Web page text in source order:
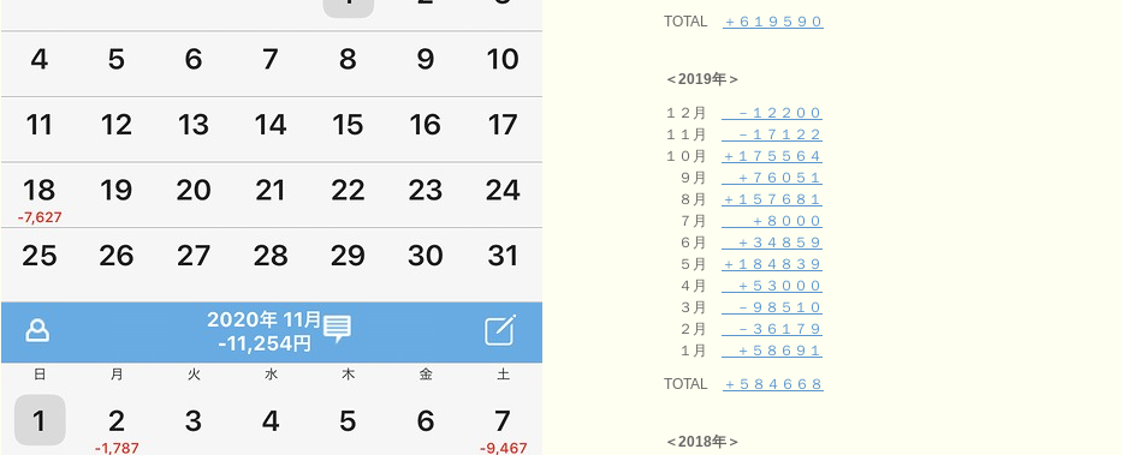
TOTAL
＋６１９５９０
＜2019年＞
１２月
－１２２００
１１月
－１７１２２
１０月
＋１７５５６４
９月
＋７６０５１
８月
＋１５７６８１
７月
＋８０００
６月
＋３４８５９
５月
＋１８４８３９
４月
＋５３０００
３月
－９８５１０
２月
－３６１７９
１月
＋５８６９１
TOTAL
＋５８４６６８
＜2018年＞